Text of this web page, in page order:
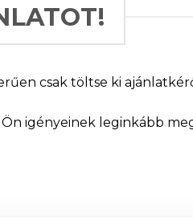
csak töltse ki
igényeinek leginkább